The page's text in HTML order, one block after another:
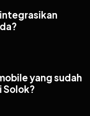
yang sudah
Solok?